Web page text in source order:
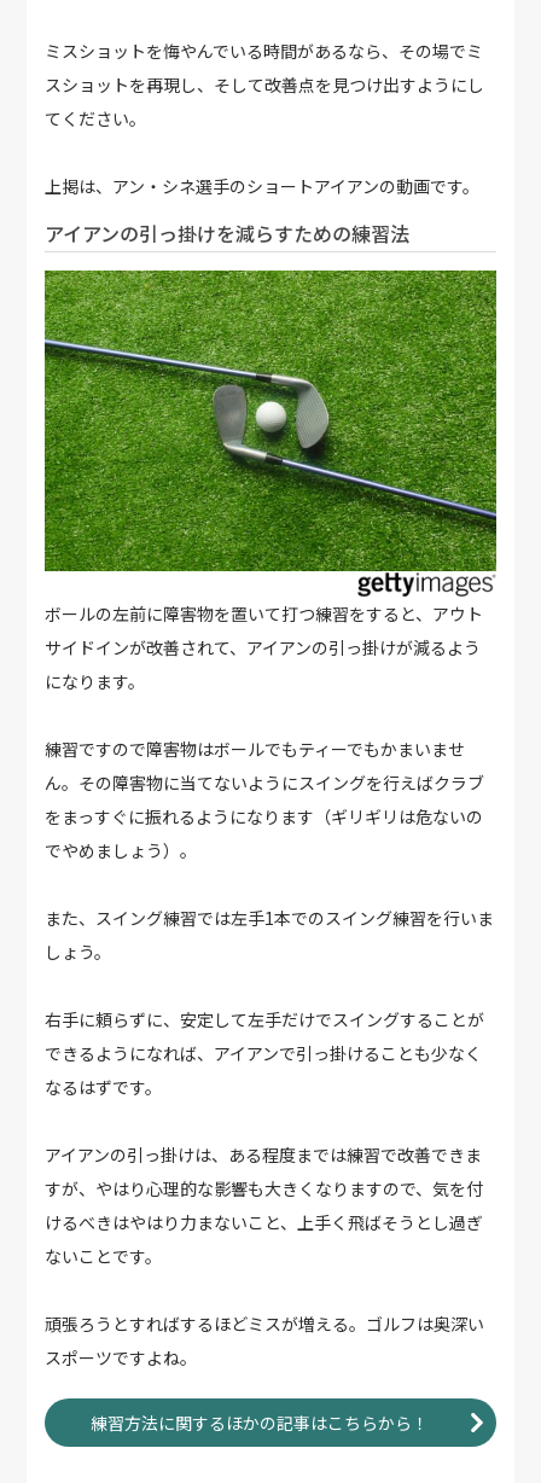
ミスショットを悔やんでいる時間があるなら、その場でミ
スショットを再現し、そして改善点を見つけ出すようにし
てください。
上掲は、アン・シネ選手のショートアイアンの動画です。
アイアンの引っ掛けを減らすための練習法
ボールの左前に障害物を置いて打つ練習をすると、アウト
サイドインが改善されて、アイアンの引っ掛けが減るよう
になります。
練習ですので障害物はボールでもティーでもかまいませ
ん。その障害物に当てないようにスイングを行えばクラブ
をまっすぐに振れるようになります（ギリギリは危ないの
でやめましょう）。
また、スイング練習では左手1本でのスイング練習を行いま
しょう。
右手に頼らずに、安定して左手だけでスイングすることが
できるようになれば、アイアンで引っ掛けることも少なく
なるはずです。
アイアンの引っ掛けは、ある程度までは練習で改善できま
すが、やはり心理的な影響も大きくなりますので、気を付
けるべきはやはり力まないこと、上手く飛ばそうとし過ぎ
ないことです。
頑張ろうとすればするほどミスが増える。ゴルフは奥深い
スポーツですよね。
練習方法に関するほかの記事はこちらから！